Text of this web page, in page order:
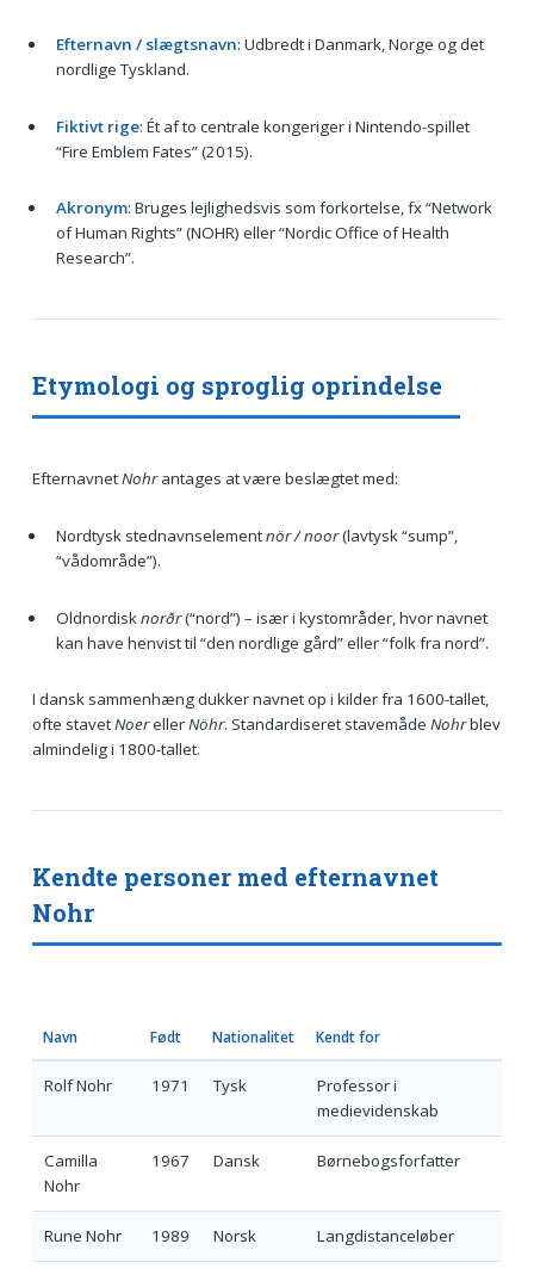
Efternavn / slægtsnavn: Udbredt i Danmark, Norge og det
nordlige Tyskland.
Fiktivt rige: Ét af to centrale kongeriger i Nintendo-spillet
“Fire Emblem Fates” (2015).
Akronym: Bruges lejlighedsvis som forkortelse, fx “Network
of Human Rights” (NOHR) eller “Nordic Office of Health
Research”.
Etymologi og sproglig oprindelse
EfternavnetNohrantages at være beslægtet med:
Nordtysk stednavnselementnör / noor(lavtysk “sump”,
“vådområde”).
Oldnordisknorðr(“nord”) – især i kystområder, hvor navnet
kan have henvist til “den nordlige gård” eller “folk fra nord”.
I dansk sammenhæng dukker navnet op i kilder fra 1600-tallet,
ofte stavetNoerellerNöhr. Standardiseret stavemåde Nohrblev
almindelig i 1800-tallet.
Kendte personer med efternavnet
Nohr
Navn Født Nationalitet Kendt for
Rolf Nohr 1971 Tysk
Professor i
medievidenskab
Camilla
Nohr
1967 Dansk Børnebogsforfatter
Rune Nohr 1989 Norsk Langdistance­løber